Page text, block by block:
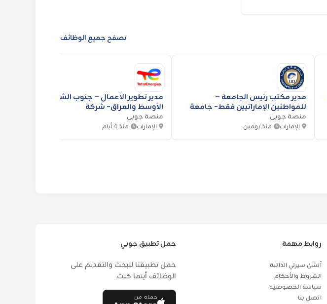
تصفح جميع الوظائف
مدير مكتب رئيس الجامعة –
للمواطنين الإماراتيين فقط- جامعة
دبي
منصة جوبي
الإمارات منذ يومين
مدير تطوير الأعمال – جنوب الشرق
الأوسط والعراق- شركة
totalenergies
منصة جوبي
الإمارات منذ 4 أيام
روابط مهمة
أنشئ سيرتي الذاتية
الشروط والأحكام
سياسة الخصوصية
اتصل بنا
حمل تطبيق جوبي
حمل تطبيقنا للبحث والتقديم على
الوظائف أينما كنت.
حمله من